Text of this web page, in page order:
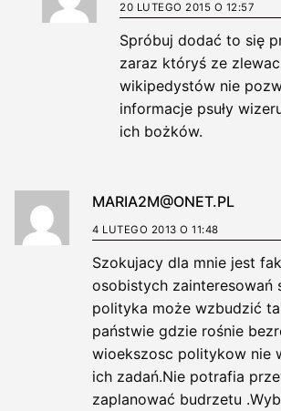
20 LUTEGO 2015 O 12:57
Spróbuj dodać to się
zaraz któryś ze
wikipedystów nie
informacje psuły
ich bożków.
MARIA2M@ONET.PL
4 LUTEGO 2013 O 11:48
Szokujacy dla mnie jest
osobistych zainteresowań
polityka może wzbudzić
państwie gdzie rośnie
wioekszosc politykow nie
ich zadań.Nie potrafia
zaplanować budrzetu